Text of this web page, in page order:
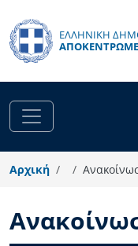
ΕΛΛΗΝΙΚΗ
Αρχική